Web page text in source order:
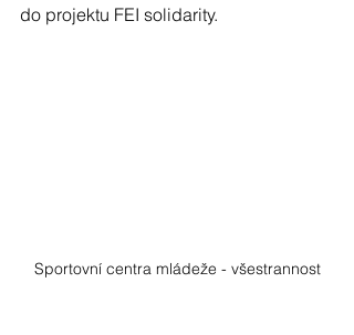
do projektu FEI solidarity.
Sportovní centra mládeže - všestrannost